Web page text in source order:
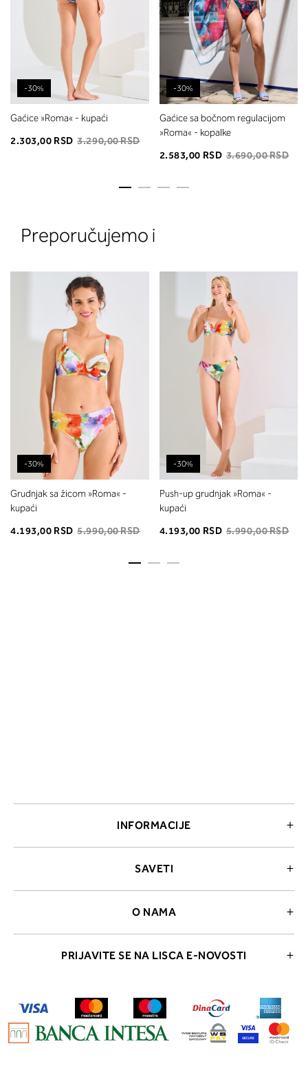
-30%
Gaćice »Roma« - kupaći
2.303,00 RSD 3.290,00 RSD
-30%
Gaćice sa bočnom regulacijom
»Roma« - kopalke
2.583,00 RSD 3.690,00 RSD
Preporučujemo i
-30%
Grudnjak sa žicom »Roma« -
kupaći
4.193,00 RSD 5.990,00 RSD
-30%
Push-up grudnjak »Roma« -
kupaći
4.193,00 RSD 5.990,00 RSD
INFORMACIJE
SAVETI
O NAMA
PRIJAVITE SE NA LISCA E-NOVOSTI
2. Prsni obseg
Izmerite obim grudi. Postavite
traku preko leđa u nivou dekoltea i
preko grudi, u nivou bradavica - do
udubljenja između grudi. U odeljku
ćete pročitati koja dubina korpe
odgovara vašoj meri (A, B...) -
potražite u koloni koju ste odredili
merenjem grudi.